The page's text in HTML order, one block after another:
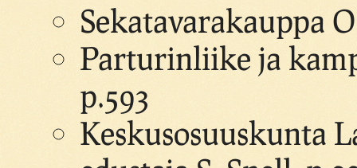
Sekatavarakauppa
Parturinliike ja
p.593
Keskusosuuskunta